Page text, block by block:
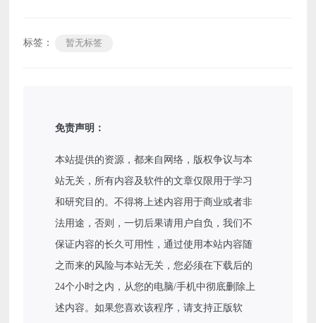
标签： 暂无标签
免责声明：
本站提供的资源，都来自网络，版权争议与本
站无关，所有内容及软件的文章仅限用于学习
和研究目的。不得将上述内容用于商业或者非
法用途，否则，一切后果请用户自负，我们不
保证内容的长久可用性，通过使用本站内容随
之而来的风险与本站无关，您必须在下载后的
24个小时之内，从您的电脑/手机中彻底删除上
述内容。如果您喜欢该程序，请支持正版软